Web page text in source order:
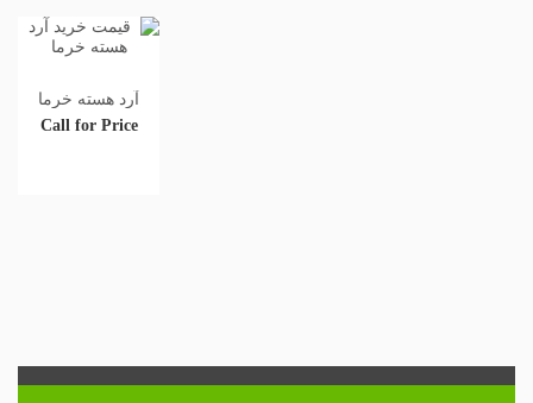
آرد هسته خرما
Call for Price